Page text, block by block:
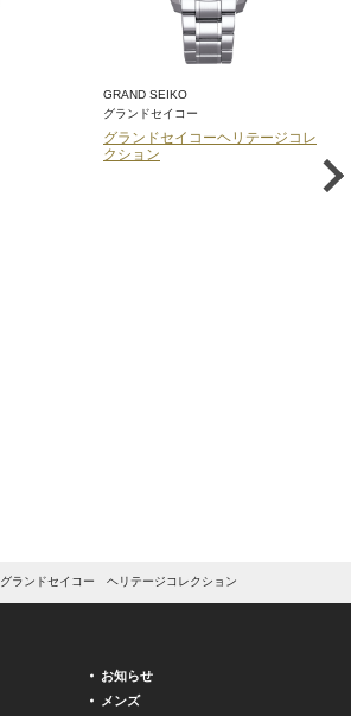
GRAND SEIKO
グランドセイコー
グランドセイコーヘリテージコレ
クション
グランドセイコー ヘリテージコレクション
お知らせ
メンズ